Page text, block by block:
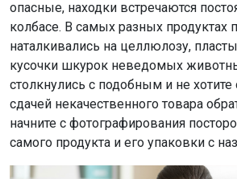
опасные, находки встречаются
колбасе. В самых разных продуктах
наталкивались на целлюлозу,
кусочки шкурок неведомых
столкнулись с подобным и не хотите
сдачей некачественного товара
начните с фотографирования
самого продукта и его упаковки с